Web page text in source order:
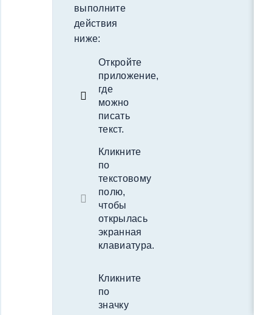
выполните
действия
ниже:
Откройте
приложение,
где
можно
писать
текст.
Кликните
по
текстовому
полю,
чтобы
открылась
экранная
клавиатура.
Кликните
по
значку